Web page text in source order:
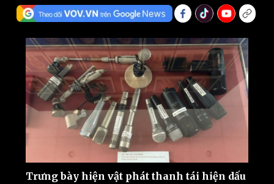
Thế giới
Quan sát
Cuộc sống đó đây
Hồ sơ
Multimedia
Video
Ảnh
E-Magazine
Infographic
Trưng bày hiện vật phát thanh tái hiện dấu